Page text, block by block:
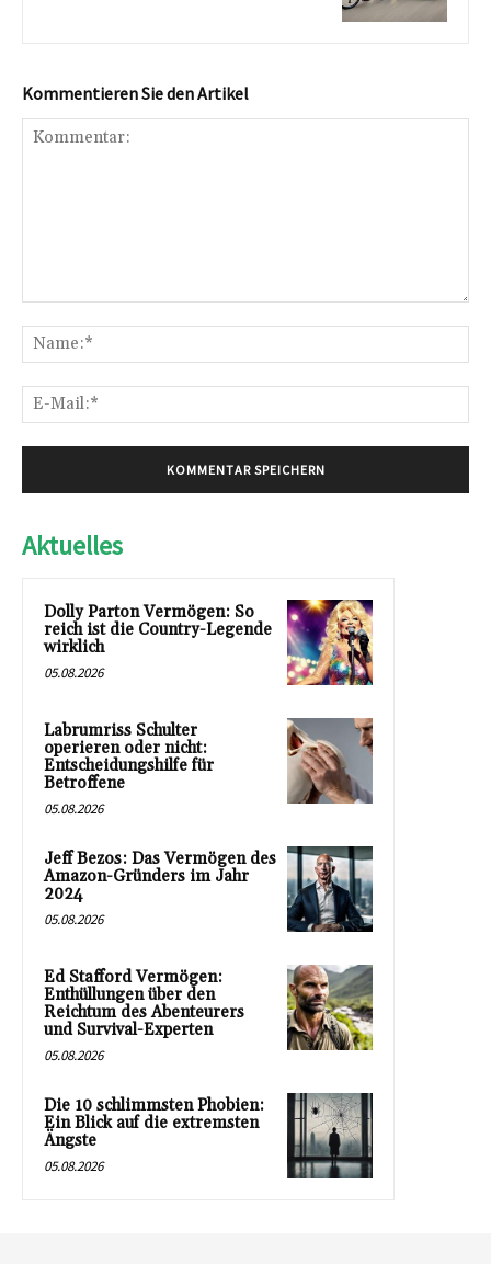
Kommentieren Sie den Artikel
Aktuelles
Dolly Parton Vermögen: So
reich ist die Country-Legende
wirklich
05.08.2026
Labrumriss Schulter
operieren oder nicht:
Entscheidungshilfe für
Betroffene
05.08.2026
Jeff Bezos: Das Vermögen des
Amazon-Gründers im Jahr
2024
05.08.2026
Ed Stafford Vermögen:
Enthüllungen über den
Reichtum des Abenteurers
und Survival-Experten
05.08.2026
Die 10 schlimmsten Phobien:
Ein Blick auf die extremsten
Ängste
05.08.2026